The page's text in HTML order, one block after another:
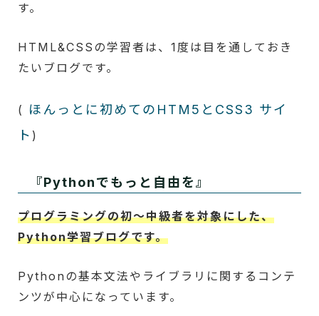
す。
HTML&CSSの学習者は、1度は目を通しておき
たいブログです。
( ほんっとに初めてのHTM5とCSS3 サイ
ト )
『Pythonでもっと自由を』
プログラミングの初～中級者を対象にした、
Python学習ブログです。
Pythonの基本文法やライブラリに関するコンテ
ンツが中心になっています。